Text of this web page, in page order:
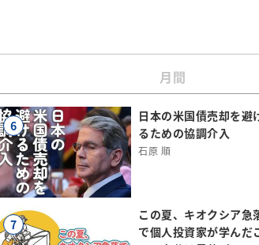
月間
6
日本の米国債売却を避
るための協調介入
石原 順
7
この夏、キオクシア急
で個人投資家が学んだ